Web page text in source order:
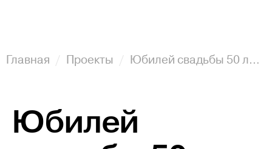
Юбилей
Главная Проекты Юбилей свадьбы 50 лет